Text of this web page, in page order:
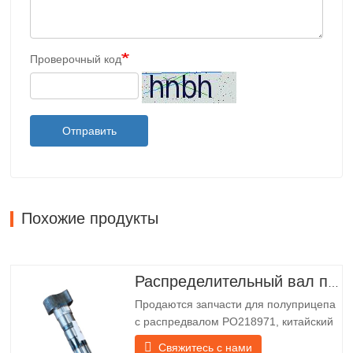
Проверочный код
Отправить
Похожие продукты
Продаются запчасти для полуприцепа
с распредвалом PO218971, китайский
грузовик Технические характеристики
Свяжитесь с нами